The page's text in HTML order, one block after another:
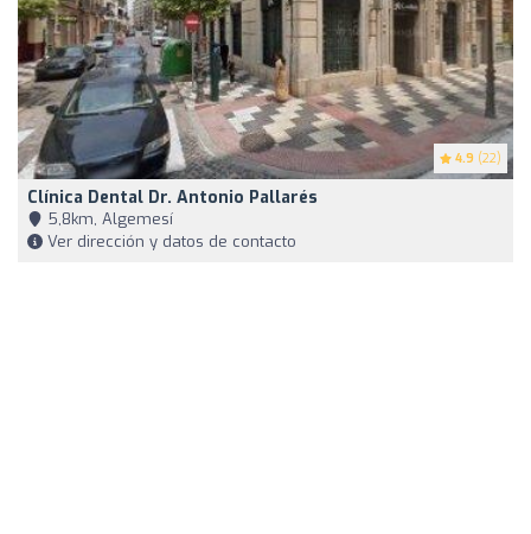
4.9 (22)
Clínica Dental Dr. Antonio Pallarés
5,8km, Algemesí
Ver dirección y datos de contacto